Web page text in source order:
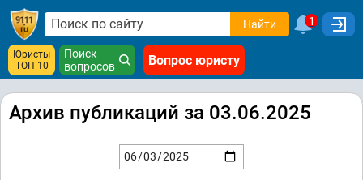
Найти 1
Юристы
ТОП-10
Поиск
вопросов
Вопрос юристу
Архив публикаций за 03.06.2025